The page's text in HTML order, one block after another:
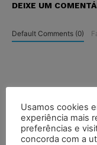
DEIXE UM
Default Comments (0)
Usamos cookies
experiência mais
preferências e
concorda com a